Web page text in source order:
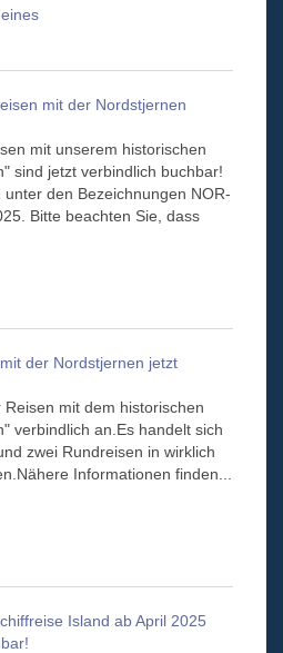
mit der Nordstjernen
mit unserem historischen
sind jetzt verbindlich buchbar!
den Bezeichnungen NOR-
Bitte beachten Sie, dass
der Nordstjernen jetzt
mit dem historischen
verbindlich an.Es handelt sich
zwei Rundreisen in wirklich
Informationen finden...
Island ab April 2025